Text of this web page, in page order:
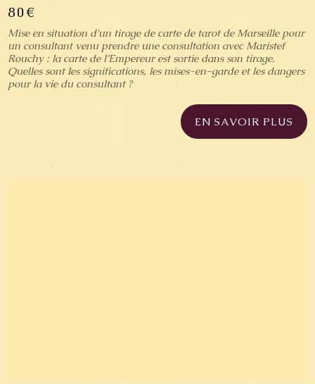
80€
Mise en situation d'un tirage de carte de tarot de Marseille pour
un consultant venu prendre une consultation avec Maristef
Rouchy : la carte de l’Empereur est sortie dans son tirage.
Quelles sont les significations, les mises-en-garde et les dangers
pour la vie du consultant ?
EN SAVOIR PLUS